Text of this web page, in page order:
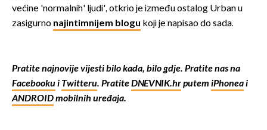
većine 'normalnih' ljudi', otkrio je između ostalog Urban u
zasigurno najintimnijem blogu koji je napisao do sada.
Pratite najnovije vijesti bilo kada, bilo gdje. Pratite nas na
Facebookui Twitteru. PratiteDNEVNIK.hrputem iPhoneai
ANDROIDmobilnih uređaja.